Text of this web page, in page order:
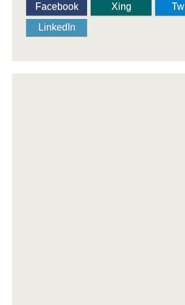
Facebook Xing
LinkedIn